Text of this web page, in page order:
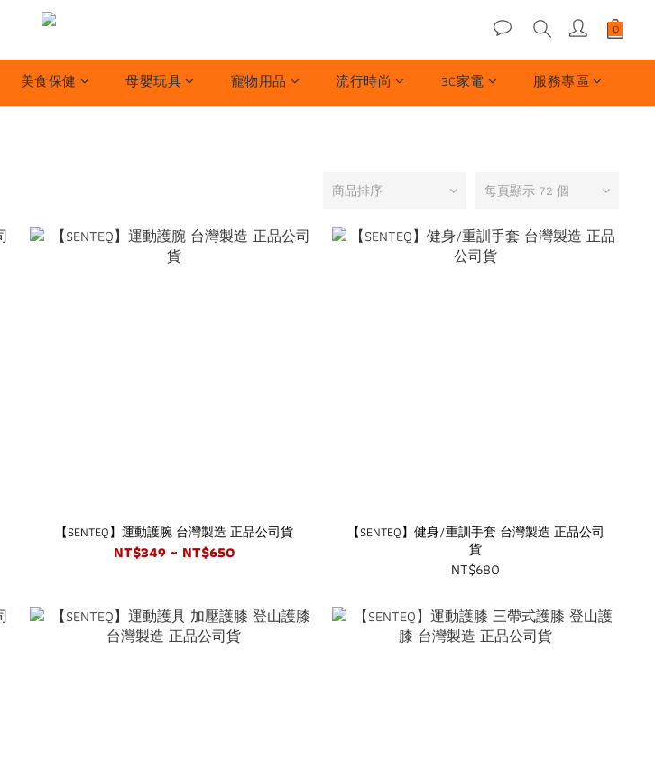
美食保健 母嬰玩具 寵物用品 流行時尚 3C家電 服務專區
商品排序 每頁顯示 72 個
【SENTEQ】運動護腕 台灣製造 正品公司貨
NT$349 ~ NT$650
【SENTEQ】健身/重訓手套 台灣製造 正品公司
貨
NT$680